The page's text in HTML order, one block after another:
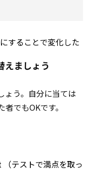
することで変化した
えましょう
ょう。自分に当ては
でもOKです。
（テストで満点を取っ